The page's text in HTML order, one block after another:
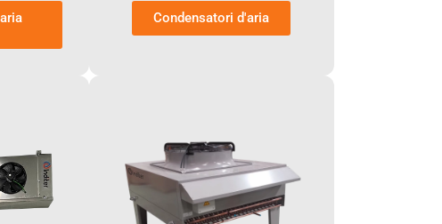
Condensatori d'aria